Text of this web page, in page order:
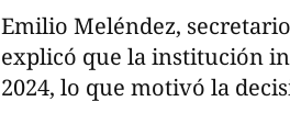
Emilio Meléndez,
explicó que la institución
2024, lo que motivó la